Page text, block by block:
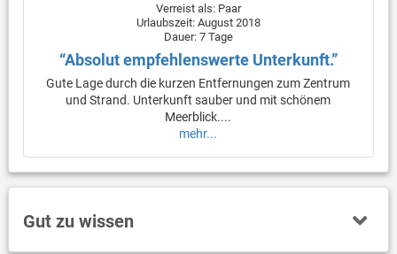
Verreist als: Paar
Urlaubszeit: August 2018
Dauer: 7 Tage
“Absolut empfehlenswerte Unterkunft.”
Gute Lage durch die kurzen Entfernungen zum Zentrum
und Strand. Unterkunft sauber und mit schönem
Meerblick....
mehr...
Gut zu wissen